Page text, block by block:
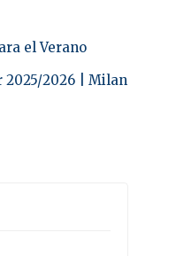
el Verano
2026 | Milan